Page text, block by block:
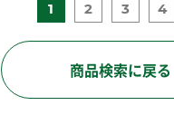
1 2 3 4
商品検索に戻る